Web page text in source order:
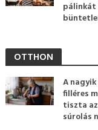
OTTHON
A
filléres
tiszta
súrolás